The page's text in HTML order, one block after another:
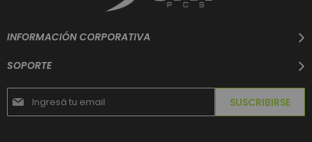
INFORMACIÓN CORPORATIVA
SOPORTE
al
boletín
SUSCRIBIRSE